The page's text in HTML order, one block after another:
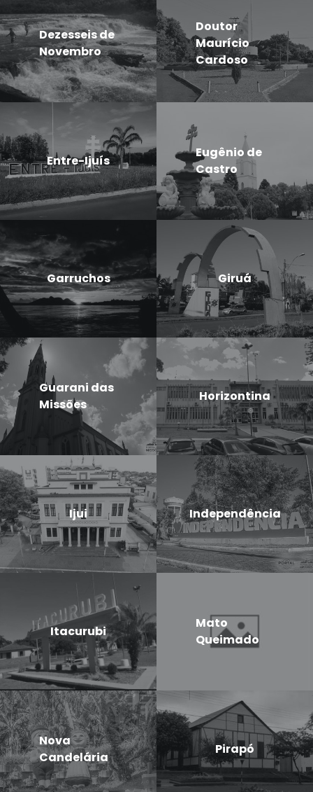
Dezesseis de
Novembro
Doutor
Maurício
Cardoso
Entre-Ijuís
Eugênio de
Castro
Garruchos Giruá
Guarani das
Missões
Horizontina
Ijui Independência
Itacurubi
Mato
Queimado
Nova
Candelária
Pirapó